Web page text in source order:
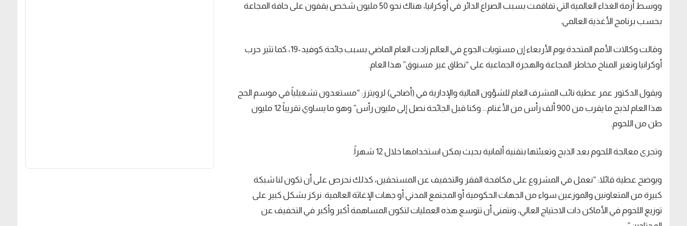
ووسط أزمة الغذاء العالمية التي تفاقمت بسبب الصراع الدائر في أوكرانيا، هناك نحو 50 مليون شخص يقفون على حافة المجاعة
بحسب برنامج الأغذية العالمي.
وقالت وكالات الأمم المتحدة يوم الأربعاء إن مستويات الجوع في العالم زادت العام الماضي بسبب جائحة كوفيد-19، كما تثير حرب
أوكرانيا وتغير المناخ مخاطر المجاعة والهجرة الجماعية على “نطاق غير مسبوق” هذا العام.
ويقول الدكتور عمر عطية نائب المشرف العام للشؤون المالية والإدارية في (أضاحي) لرويترز: “مستعدون تشغيلياً في موسم الحج
هذا العام لذبح ما يقرب من 900 ألف رأس من الأغنام… وكنا قبل الجائحة نصل إلى مليون رأس” وهو ما يساوي تقريباً 12 مليون
طن من اللحوم.
وتجرى معالجة اللحوم بعد الذبح وتعبئتها بتقنية ألمانية بحيث يمكن استخدامها خلال 12 شهراً.
ويوضح عطية قائلا: “نعمل في المشروع على مكافحة الفقر والتخفيف عن المستحقين، كذلك نحرص على أن تكون لنا شبكة
كبيرة من المتعاونين والموزعين سواء من الجهات الحكومية أو المجتمع المدني أو جهات الإغاثة العالمية. نركز بشكل كبير على
توزيع اللحوم في الأماكن ذات الاحتياج العالي، ونتمنى أن تتوسع هذه العمليات لتكون المساهمة أكبر وأكبر في التخفيف عن